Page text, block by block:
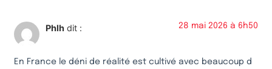
Phlh dit : 28 mai 2026 à 6h50
En France le déni de réalité est cultivé avec beaucoup d